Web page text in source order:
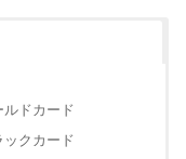
ルドカード
ックカード